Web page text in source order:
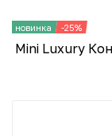
новинка -25%
Mini Luxury